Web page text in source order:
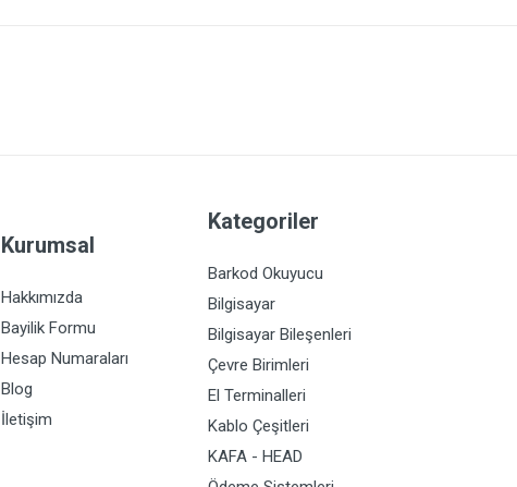
Kurumsal
Hakkımızda
Bayilik Formu
Hesap Numaraları
Blog
İletişim
Kategoriler
Barkod Okuyucu
Bilgisayar
Bilgisayar Bileşenleri
Çevre Birimleri
El Terminalleri
Kablo Çeşitleri
KAFA - HEAD